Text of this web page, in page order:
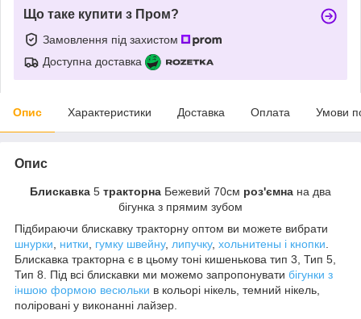
Що таке купити з Пром?
Замовлення під захистом
Доступна доставка
Опис Характеристики Доставка Оплата Умови
Опис
Блискавка 5 тракторна Бежевий 70см роз'ємна на два
бігунка з прямим зубом
Підбираючи блискавку тракторну оптом ви можете вибрати
шнурки
нитки гумку швейну, липучку, хольнитены і кнопки
Блискавка тракторна є в цьому тоні кишенькова тип 3, Тип 5,
Тип 8. Під всі блискавки ми можемо запропонувати бігунки з
іншою формою весюльки в кольорі нікель, темний нікель,
поліровані у виконанні лайзер.